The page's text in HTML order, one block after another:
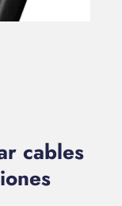
cables